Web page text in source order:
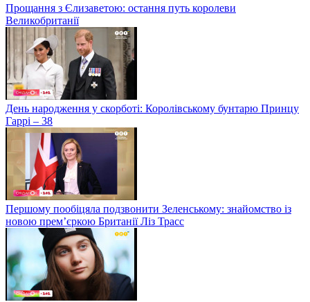
Прощання з Єлизаветою: остання путь королеви
Великобританії
День народження у скорботі: Королівському бунтарю Принцу
Гаррі – 38
Першому пообіцяла подзвонити Зеленському: знайомство із
новою прем’єркою Британії Ліз Трасс